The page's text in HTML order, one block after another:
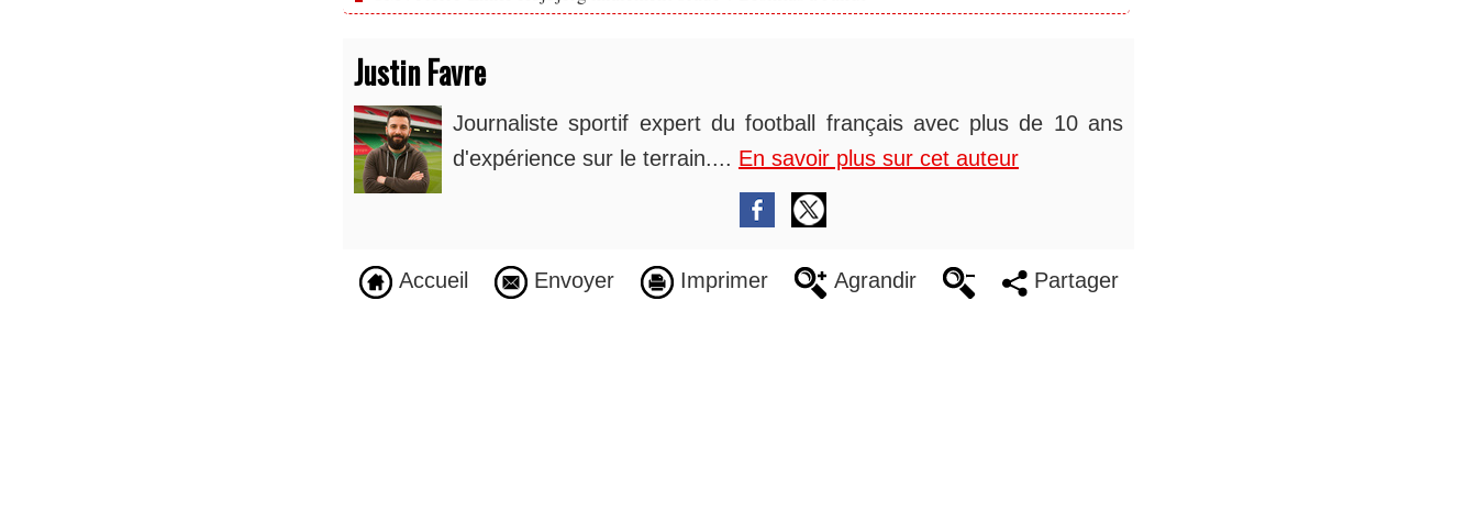
Justin Favre
Journaliste sportif expert du football français avec plus de 10 ans
d'expérience sur le terrain.... En savoir plus sur cet auteur
Accueil Envoyer Imprimer Agrandir Partager